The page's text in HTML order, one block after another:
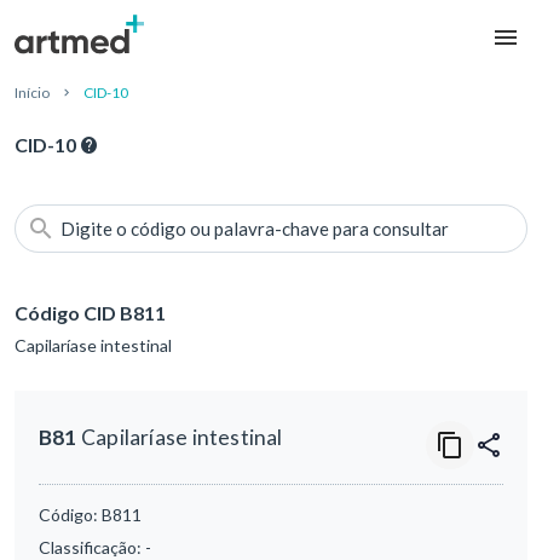
Início CID-10
CID-10
Digite o código ou palavra-chave para consultar
Código CID B811
Capilaríase intestinal
B81 Capilaríase intestinal
Código: B811
Classificação: -